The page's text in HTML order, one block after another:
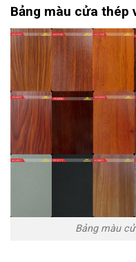
Bảng màu cửa thép
Bảng màu